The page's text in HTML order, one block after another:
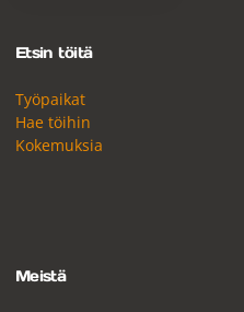
Etsin töitä
Työpaikat
Hae töihin
Kokemuksia
Meistä